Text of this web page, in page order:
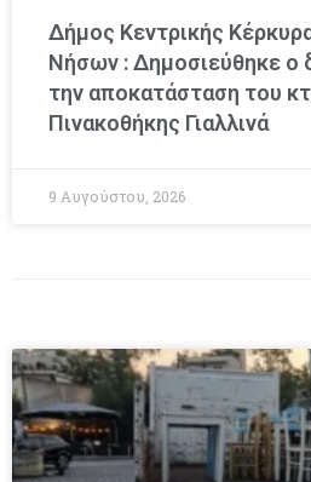
Δήμος Κεντρικής
Νήσων : Δημοσιεύθηκε ο
την αποκατάσταση του
Πινακοθήκης Γιαλλινά
9 Αυγούστου, 2026